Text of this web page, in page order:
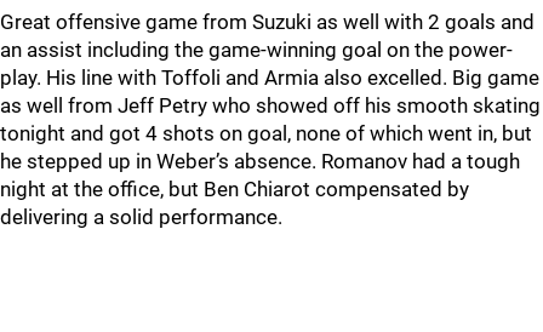
Great offensive game from Suzuki as well with 2 goals and
an assist including the game-winning goal on the power-
play. His line with Toffoli and Armia also excelled. Big game
as well from Jeff Petry who showed off his smooth skating
tonight and got 4 shots on goal, none of which went in, but
he stepped up in Weber’s absence. Romanov had a tough
night at the office, but Ben Chiarot compensated by
delivering a solid performance.